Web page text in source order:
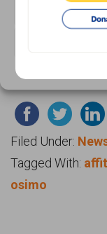
per
tutti.
Leggi il
Filed Under:
Tagged With:
osimo